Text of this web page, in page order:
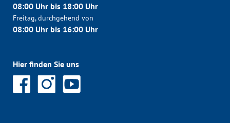
08:00 Uhr bis 18:00 Uhr
Freitag, durchgehend von
08:00 Uhr bis 16:00 Uhr
Hier finden Sie uns